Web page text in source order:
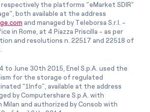
the platforms “eMarket SDIR”
both available at the address
and managed by Teleborsa S.r.l. -
in Rome, at 4 Piazza Priscilla - as per
and resolutions n. 22517 and 22518 of
to June 30th 2015, Enel S.p.A. used the
for the storage of regulated
“1Info”, available at the address
by Computershare S.p.A. with
and authorized by Consob with